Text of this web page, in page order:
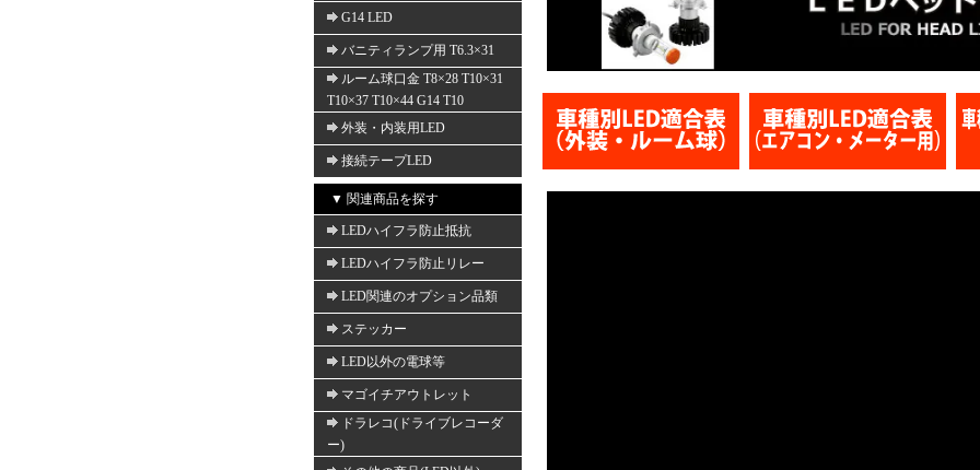
G14 LED
バニティランプ用 T6.3×31
ルーム球口金 T8×28 T10×31
T10×37 T10×44 G14 T10
外装・内装用LED
接続テープLED
▼ 関連商品を探す
LEDハイフラ防止抵抗
LEDハイフラ防止リレー
LED関連のオプション品類
ステッカー
LED以外の電球等
マゴイチアウトレット
ドラレコ(ドライブレコーダ
ー)